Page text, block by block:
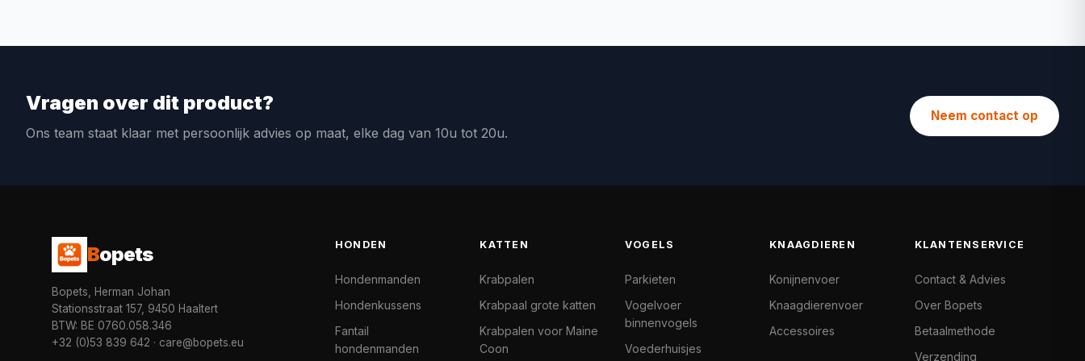
Vragen over dit product?
Ons team staat klaar met persoonlijk advies op maat, elke dag van 10u tot 20u.
Neem contact op
Bopets
Bopets, Herman Johan
Stationsstraat 157, 9450 Haaltert
BTW: BE 0760.058.346
+32 (0)53 839 642 · care@bopets.eu
HONDEN
Hondenmanden
Hondenkussens
Fantail
hondenmanden
KATTEN
Krabpalen
Krabpaal grote katten
Krabpalen voor Maine
Coon
VOGELS
Parkieten
Vogelvoer
binnenvogels
Voederhuisjes
KNAAGDIEREN
Konijnenvoer
Knaagdierenvoer
Accessoires
KLANTENSERVICE
Contact & Advies
Over Bopets
Betaalmethode
Verzending